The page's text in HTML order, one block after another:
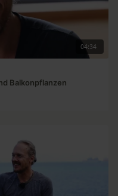
04:34
Balkonpflanzen